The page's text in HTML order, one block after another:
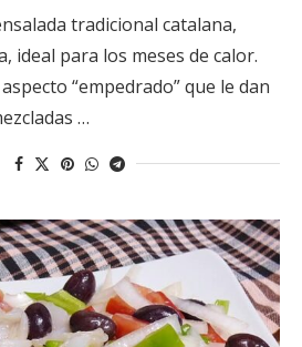
tradicional catalana,
ideal para los meses de calor.
“empedrado” que le dan
…